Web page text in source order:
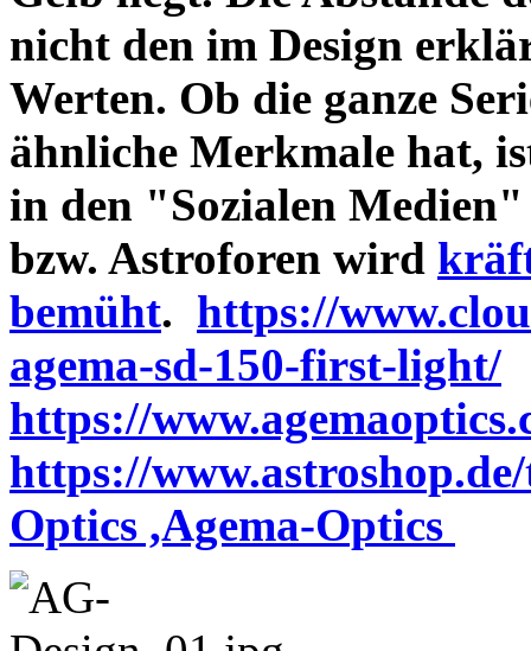
nicht den im Design
Werten. Ob die ganze
ähnliche Merkmale hat,
in den "Sozialen Medien"
bzw. Astroforen wird
bemüht. https://
agema-sd-150-first-light/
https://
https://
Optics ,Agema-Optics